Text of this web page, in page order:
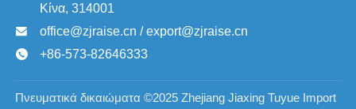
Κίνα, 314001
 office@zjraise.cn / export@zjraise.cn
 +86-573-82646333
Πνευματικά δικαιώματα ©2025 Zhejiang Jiaxing Tuyue Import